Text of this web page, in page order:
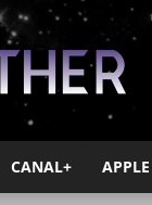
Ayther
CANAL+